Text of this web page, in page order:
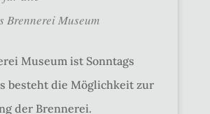
Brennerei Museum
Museum ist Sonntags
besteht die Möglichkeit zur
der Brennerei.